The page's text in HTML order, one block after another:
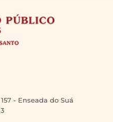
- Enseada do Suá